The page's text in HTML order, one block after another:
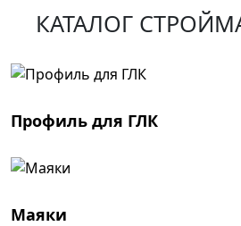
КАТАЛОГ
Профиль для ГЛК
Маяки